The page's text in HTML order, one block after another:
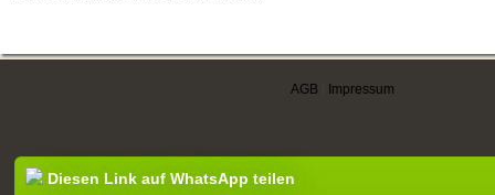
AGB Impressum
Diesen Link auf WhatsApp teilen